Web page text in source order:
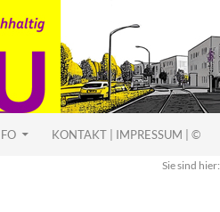
KONTAKT | IMPRESSUM | ©
Sie sind hier: